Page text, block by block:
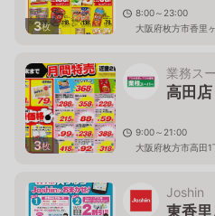
3枚
8:00～23:00
大阪府枚方市香里
3枚
業務ス
高田店
9:00～21:00
大阪府枚方市高田
Joshin
東香